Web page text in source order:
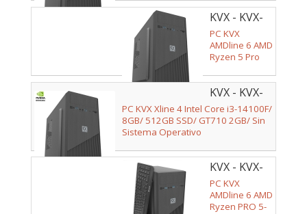
KVX - KVX-
002025
PC KVX
AMDline 6 AMD
Ryzen 5 Pro
512GB SSD/
Sin Sistema
Operativo
KVX - KVX-
002042
PC KVX Xline 4 Intel Core i3-14100F/
8GB/ 512GB SSD/ GT710 2GB/ Sin
Sistema Operativo
KVX - KVX-
002010
PC KVX
AMDline 6 AMD
Ryzen PRO 5-